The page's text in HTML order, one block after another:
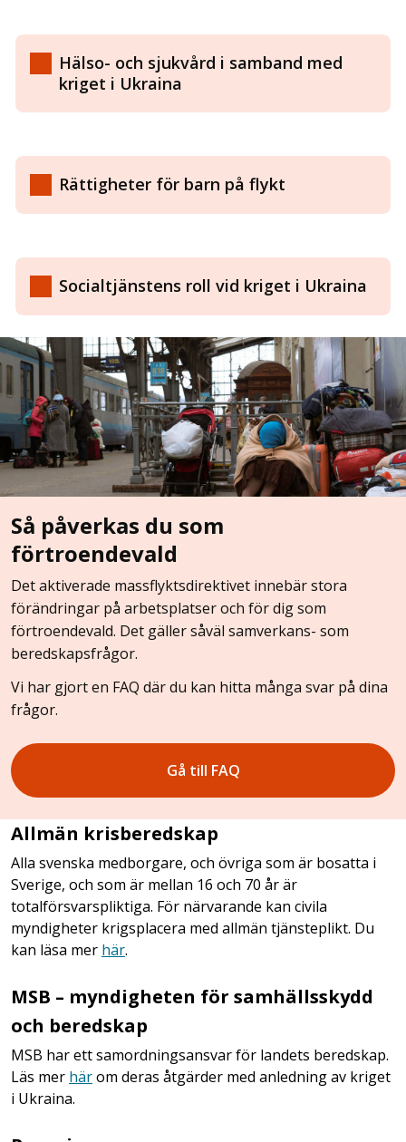
Hälso- och sjukvård i samband med
kriget i Ukraina
Rättigheter för barn på flykt
Socialtjänstens roll vid kriget i Ukraina
Så påverkas du som
förtroendevald
Det aktiverade massflyktsdirektivet innebär stora
förändringar på arbetsplatser och för dig som
förtroendevald. Det gäller såväl samverkans- som
beredskapsfrågor.
Vi har gjort en FAQ där du kan hitta många svar på dina
frågor.
Gå till FAQ
Allmän krisberedskap
Alla svenska medborgare, och övriga som är bosatta i
Sverige, och som är mellan 16 och 70 år är
totalförsvarspliktiga. För närvarande kan civila
myndigheter krigsplacera med allmän tjänsteplikt. Du
kan läsa mer här.
MSB – myndigheten för samhällsskydd
och beredskap
MSB har ett samordningsansvar för landets beredskap.
Läs mer härom deras åtgärder med anledning av kriget
i Ukraina.